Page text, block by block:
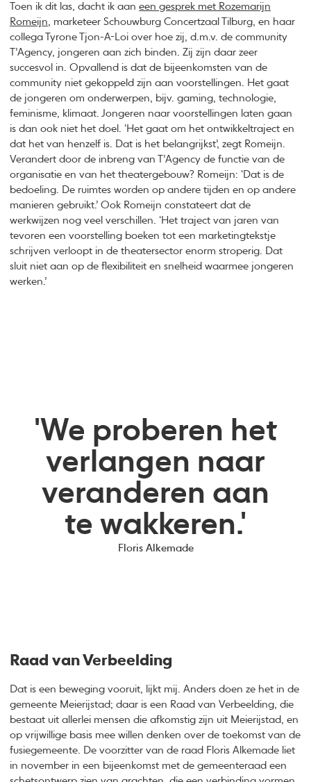
Toen ik dit las, dacht ik aaneen gesprek met Rozemarijn
Romeijn , marketeer Schouwburg Concertzaal Tilburg, en haar
collega Tyrone Tjon-A-Loi over hoe zij, d.m.v. de community
T’Agency, jongeren aan zich binden. Zij zijn daar zeer
succesvol in. Opvallend is dat de bijeenkomsten van de
community niet gekoppeld zijn aan voorstellingen. Het gaat
de jongeren om onderwerpen, bijv. gaming, technologie,
feminisme, klimaat. Jongeren naar voorstellingen laten gaan
is dan ook niet het doel. ‘Het gaat om het ontwikkeltraject en
dat het van henzelf is. Dat is het belangrijkst’, zegt Romeijn.
Verandert door de inbreng van T’Agency de functie van de
organisatie en van het theatergebouw? Romeijn: ‘Dat is de
bedoeling. De ruimtes worden op andere tijden en op andere
manieren gebruikt.’ Ook Romeijn constateert dat de
werkwijzen nog veel verschillen. ‘Het traject van jaren van
tevoren een voorstelling boeken tot een marketingtekstje
schrijven verloopt in de theatersector enorm stroperig. Dat
sluit niet aan op de flexibiliteit en snelheid waarmee jongeren
werken.’
'We proberen het
verlangen naar
veranderen aan
te wakkeren.'
Floris Alkemade
Raad van Verbeelding
Dat is een beweging vooruit, lijkt mij. Anders doen ze het in de
gemeente Meierijstad; daar is een Raad van Verbeelding, die
bestaat uit allerlei mensen die afkomstig zijn uit Meierijstad, en
op vrijwillige basis mee willen denken over de toekomst van de
fusiegemeente. De voorzitter van de raad Floris Alkemade liet
in november in een bijeenkomst met de gemeenteraad een